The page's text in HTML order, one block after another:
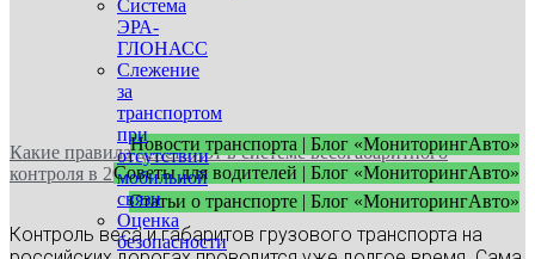
Система
ЭРА-
ГЛОНАСС
Слежение
за
транспортом
при
отсутствии
мобильной
связи
Оценка
безопасности
Новости транспорта | Блог «МониторингАвто»
Советы для водителей | Блог «МониторингАвто»
Статьи о транспорте | Блог «МониторингАвто»
Какие правила действуют в системе весогабаритного
контроля в 2025 году
Контроль веса и габаритов грузового транспорта на